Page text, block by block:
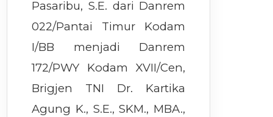
Pasaribu, S.E. dari Danrem
022/Pantai Timur Kodam
I/BB menjadi Danrem
172/PWY Kodam XVII/Cen,
Brigjen TNI Dr. Kartika
Agung K., S.E., SKM., MBA.,